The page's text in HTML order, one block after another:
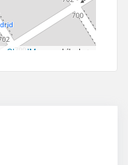
contributors